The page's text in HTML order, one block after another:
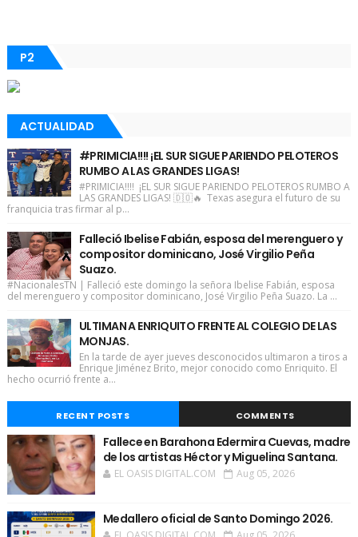
P2
ACTUALIDAD
#PRIMICIA!!!! ¡EL SUR SIGUE PARIENDO PELOTEROS
RUMBO A LAS GRANDES LIGAS!
#PRIMICIA!!!! ¡EL SUR SIGUE PARIENDO PELOTEROS RUMBO A
LAS GRANDES LIGAS! 🇩🇴🔥 Texas asegura el futuro de su
franquicia tras firmar al p...
Falleció Ibelise Fabián, esposa del merenguero y
compositor dominicano, José Virgilio Peña
Suazo.
#NacionalesTN | Falleció este domingo la señora Ibelise Fabián, esposa
del merenguero y compositor dominicano, José Virgilio Peña Suazo. La ...
ULTIMAN A ENRIQUITO FRENTE AL COLEGIO DE LAS
MONJAS.
En la tarde de ayer jueves desconocidos ultimaron a tiros a
Enrique Jiménez Brito, mejor conocido como Enriquito. El
hecho ocurrió frente a...
RECENT POSTS COMMENTS
Fallece en Barahona Edermira Cuevas, madre
de los artistas Héctor y Miguelina Santana.
EL OASIS DIGITAL.COM Aug 05, 2026
Medallero oficial de Santo Domingo 2026.